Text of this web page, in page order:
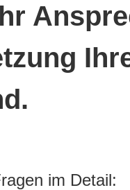
im Detail: